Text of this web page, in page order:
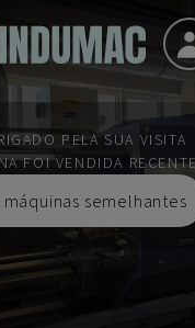
PELA SUA VISITA
FOI VENDIDA
máquinas semelhantes